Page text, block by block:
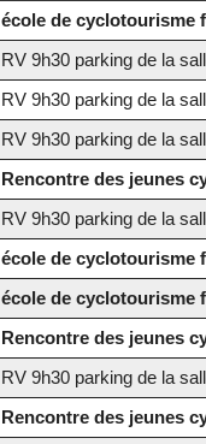
école de cyclotourisme
RV 9h30 parking de la
RV 9h30 parking de la
RV 9h30 parking de la
Rencontre des jeunes
RV 9h30 parking de la
école de cyclotourisme
école de cyclotourisme
Rencontre des jeunes
RV 9h30 parking de la
Rencontre des jeunes